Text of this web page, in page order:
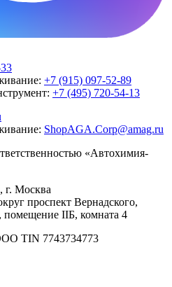
+7 (915) 097-52-89
+7 (495) 720-54-13
ShopAGA.Corp@amag.ru
«Автохимия-
г. Москва
проспект Вернадского,
помещение IIБ, комната 4
TIN 7743734773